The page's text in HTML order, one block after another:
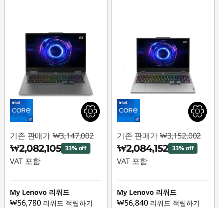
라
인
업
레
기존 판매가 ₩3,147,002
₩2,082,105 33% off
VAT 포함
즉시 할인: :-
₩1,064,897
My Lenovo 리워드
₩56,780 리워드 적립하기
기존 판매가 ₩3,152,002
₩2,084,152 33% off
VAT 포함
즉시 할인: :-
₩1,067,850
My Lenovo 리워드
₩56,840 리워드 적립하기